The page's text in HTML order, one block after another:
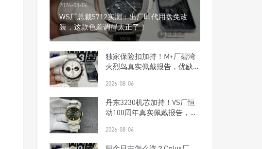
2026-08-06
WS厂总裁5712实测：出厂即代用盘免改
装，这款色差调得太正了！
独家保险扣加持！M+厂碧湾
火烈鸟真实佩戴报告，优缺点
2026-08-06
丹东3230机芯加持！VS厂恒
动100周年真实佩戴报告，优
2026-08-06